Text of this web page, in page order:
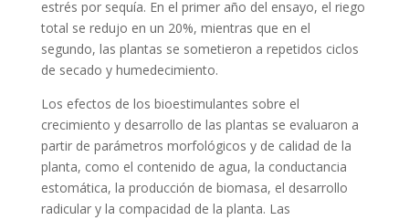
estrés por sequía. En el primer año del ensayo, el riego
total se redujo en un 20%, mientras que en el
segundo, las plantas se sometieron a repetidos ciclos
de secado y humedecimiento.
Los efectos de los bioestimulantes sobre el
crecimiento y desarrollo de las plantas se evaluaron a
partir de parámetros morfológicos y de calidad de la
planta, como el contenido de agua, la conductancia
estomática, la producción de biomasa, el desarrollo
radicular y la compacidad de la planta. Las